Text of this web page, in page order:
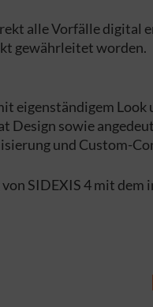
alle Vorfälle digital
gewährleitet worden.
eigenständigem
Design sowie
und Custom-
SIDEXIS 4 mit